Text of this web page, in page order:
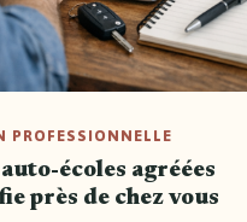
PROFESSIONNELLE
écoles agréées
près de chez vous